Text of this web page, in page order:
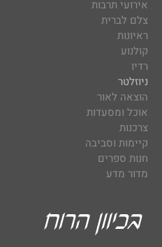
אירועי תרבות
צלם לברית
ראיונות
קולנוע
רדיו
ניוזלטר
הוצאה לאור
אוכל ומסעדות
צרכנות
קיימות וסביבה
חנות ספרים
מדור מדע